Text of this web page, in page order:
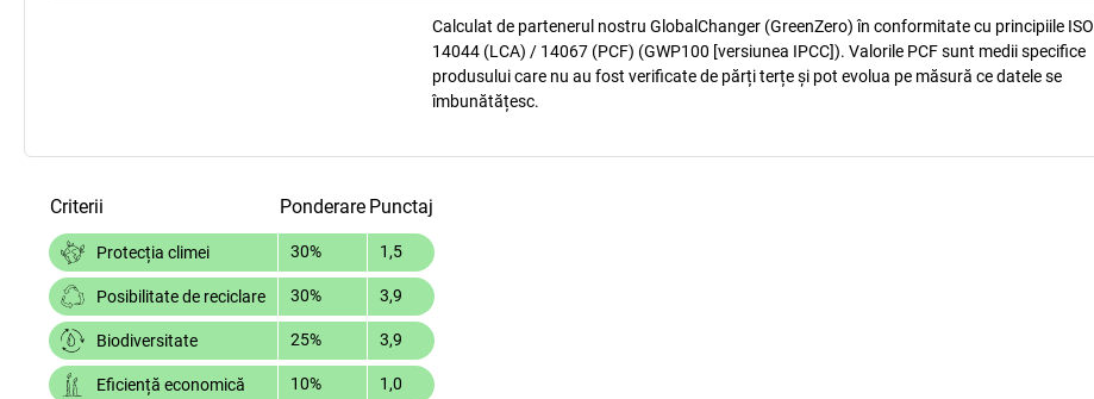
Calculat de partenerul nostru GlobalChanger (GreenZero) în conformitate cu principiile ISO
14044 (LCA) / 14067 (PCF) (GWP100 [versiunea IPCC]). Valorile PCF sunt medii specifice
produsului care nu au fost verificate de părți terțe și pot evolua pe măsură ce datele se
îmbunătățesc.
Criterii Ponderare Punctaj
Protecția climei 30% 1,5
Posibilitate de reciclare 30% 3,9
Biodiversitate 25% 3,9
Eficiență economică 10% 1,0